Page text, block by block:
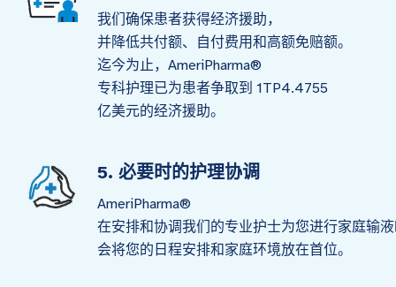
我们确保患者获得经济援助，
并降低共付额、自付费用和高额免赔额。
迄今为止，AmeriPharma®
专科护理已为患者争取到 1TP4.4755
亿美元的经济援助。
5. 必要时的护理协调
AmeriPharma®
在安排和协调我们的专业护士为您进行家庭输
会将您的日程安排和家庭环境放在首位。